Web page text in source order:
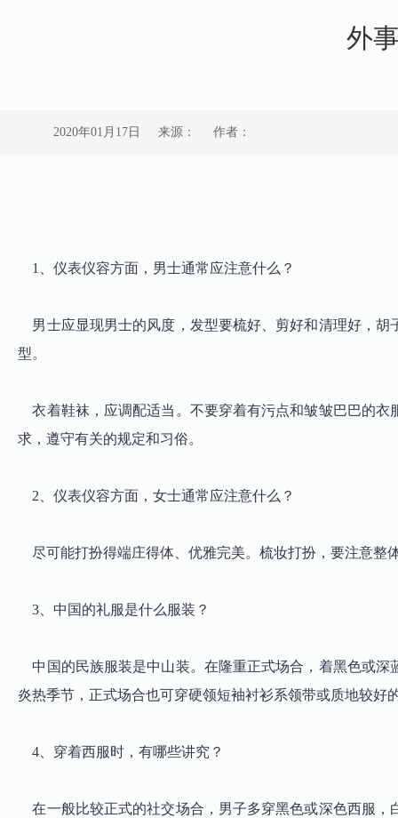
外
2020年01月17日 来源： 作者：
1、仪表仪容方面，男士通常应注意什么？
男士应显现男士的风度，发型要梳好、剪好和清理好，胡
型。
衣着鞋袜，应调配适当。不要穿着有污点和皱皱巴巴的衣
求，遵守有关的规定和习俗。
2、仪表仪容方面，女士通常应注意什么？
尽可能打扮得端庄得体、优雅完美。梳妆打扮，要注意整
3、中国的礼服是什么服装？
中国的民族服装是中山装。在隆重正式场合，着黑色或深
炎热季节，正式场合也可穿硬领短袖衬衫系领带或质地较好
4、穿着西服时，有哪些讲究？
在一般比较正式的社交场合，男子多穿黑色或深色西服，